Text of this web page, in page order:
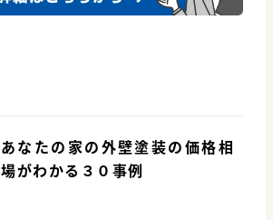
あなたの家の外壁塗装の価格相
場がわかる３０事例